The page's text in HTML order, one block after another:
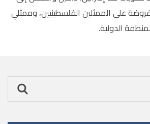
على الممثلين الفلسطينيين، وممثلي
الدولية.